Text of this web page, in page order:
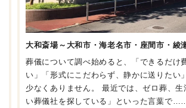
大和斎場～大和市・海老名市・座間市・綾
葬儀について調べ始めると、「できるだけ
い」「形式にこだわらず、静かに送りたい
少なくありません。 最近では、ゼロ葬、生
い葬儀社を探している」といった言葉で